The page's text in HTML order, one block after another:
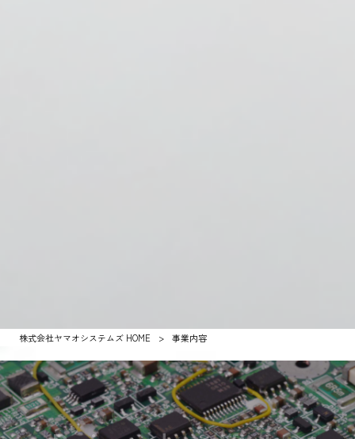
株式会社ヤマオシステムズ HOME > 事業内容